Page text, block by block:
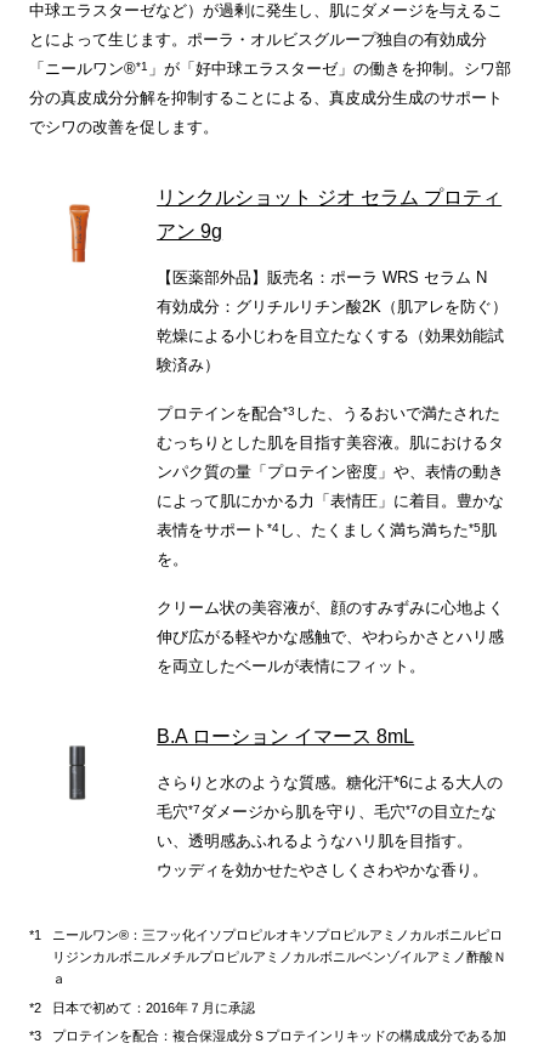
中球エラスターゼなど）が過剰に発生し、肌にダメージを与えるこ
とによって生じます。ポーラ・オルビスグループ独自の有効成分
「ニールワン®*1 」が「好中球エラスターゼ」の働きを抑制。シワ部
分の真皮成分分解を抑制することによる、真皮成分生成のサポート
でシワの改善を促します。
リンクルショット ジオ セラム プロティ
アン 9g
【医薬部外品】販売名：ポーラ WRS セラム N
有効成分：グリチルリチン酸2K（肌アレを防ぐ）
乾燥による小じわを目立たなくする（効果効能試
験済み）
プロテインを配合*3 した、うるおいで満たされた
むっちりとした肌を目指す美容液。肌におけるタ
ンパク質の量「プロテイン密度」や、表情の動き
によって肌にかかる力「表情圧」に着目。豊かな
表情をサポート*4し、たくましく満ち満ちた*5肌
を。
クリーム状の美容液が、顔のすみずみに心地よく
伸び広がる軽やかな感触で、やわらかさとハリ感
を両立したベールが表情にフィット。
B.A ローション イマース 8mL
さらりと水のような質感。糖化汗*6による大人の
毛穴*7ダメージから肌を守り、毛穴*7の目立たな
い、透明感あふれるようなハリ肌を目指す。
ウッディを効かせたやさしくさわやかな香り。
ニールワン®：三フッ化イソプロピルオキソプロピルアミノカルボニルピロ
リジンカルボニルメチルプロピルアミノカルボニルベンゾイルアミノ酢酸Ｎ
ａ
日本で初めて：2016年７月に承認
プロテインを配合：複合保湿成分Ｓプロテインリキッドの構成成分である加